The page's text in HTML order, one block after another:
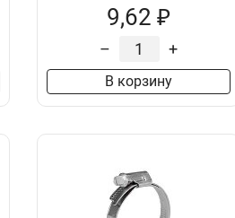
9,62 ₽
– +
В корзину